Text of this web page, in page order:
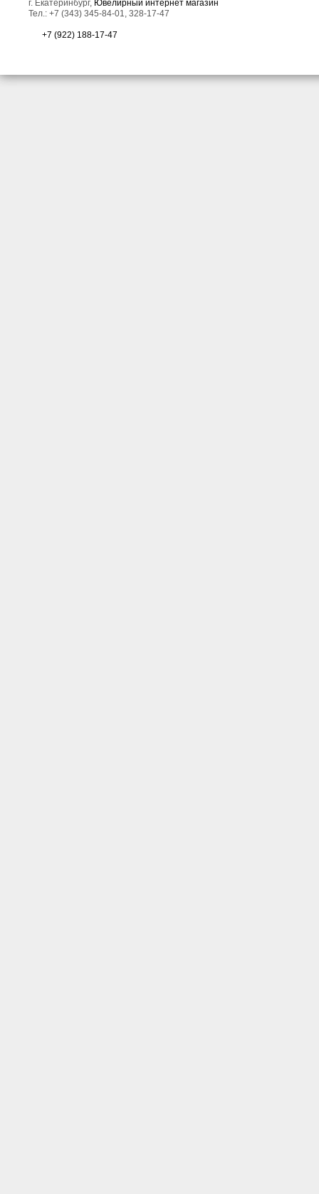
г. Екатеринбург, Ювелирный интернет магазин
Тел.: +7 (343) 345-84-01, 328-17-47
+7 (922) 188-17-47